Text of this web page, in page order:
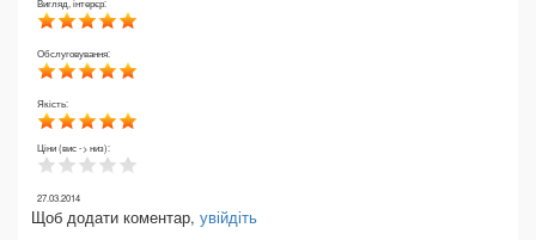
Вигляд, інтерєр:
Обслуговування:
Якість:
Ціни (вис -> низ):
27.03.2014
Щоб додати коментар, увійдіть